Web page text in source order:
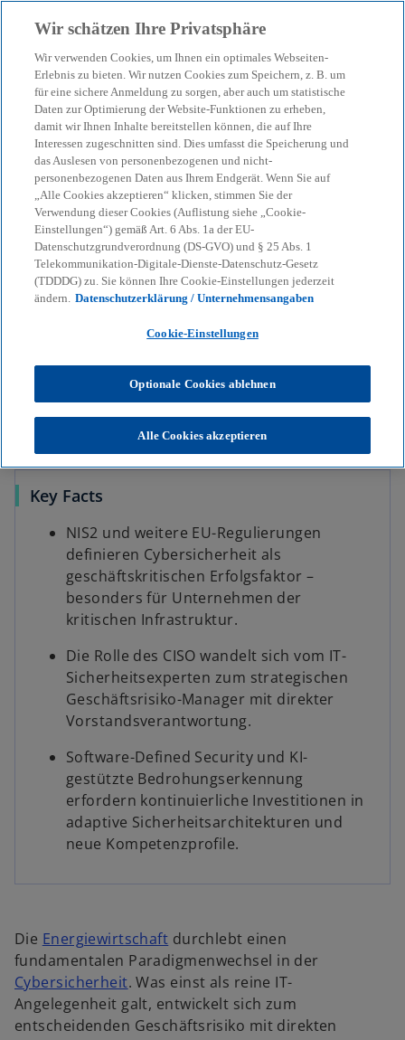
menu search
Cybersecurity im
Energiesektor: Neue
Realitäten für
Unternehmen
23-07-2025
i
n
e
e
e
i
s
t
e
r
k
a
r
t
e
e
f
f
e
i
r
i
e
n
e
n
e
e
i
s
t
e
r
k
a
r
t
e
ö
f
n
e
i
r
i
e
n
e
n
e
e
i
s
t
e
r
k
a
r
t
e
ö
f
e
Cybersecurity im Energiesektor: Neue Realitäten für Unternehmen
Key Facts
NIS2 und weitere EU-Regulierungen
definieren Cybersicherheit als
geschäftskritischen Erfolgsfaktor –
besonders für Unternehmen der
kritischen Infrastruktur.
Die Rolle des CISO wandelt sich vom IT-
Sicherheitsexperten zum strategischen
Geschäftsrisiko-Manager mit direkter
Vorstandsverantwortung.
Software-Defined Security und KI-
gestützte Bedrohungserkennung
erfordern kontinuierliche Investitionen in
adaptive Sicherheitsarchitekturen und
neue Kompetenzprofile.
Die Energiewirtschaftw
i
r
d
i
durchlebt einen
fundamentalen Paradigmenwechsel in der
Cybersicherheitw
i
r
. Was einst als reine IT-
Angelegenheit galt, entwickelt sich zum
entscheidenden Geschäftsrisiko mit direkten
Wir schätzen Ihre Privatsphäre
Wir verwenden Cookies, um Ihnen ein optimales Webseiten-
Erlebnis zu bieten. Wir nutzen Cookies zum Speichern, z. B. um
für eine sichere Anmeldung zu sorgen, aber auch um statistische
Daten zur Optimierung der Website-Funktionen zu erheben,
damit wir Ihnen Inhalte bereitstellen können, die auf Ihre
Interessen zugeschnitten sind. Dies umfasst die Speicherung und
das Auslesen von personenbezogenen und nicht-
personenbezogenen Daten aus Ihrem Endgerät. Wenn Sie auf
„Alle Cookies akzeptieren“ klicken, stimmen Sie der
Verwendung dieser Cookies (Auflistung siehe „Cookie-
Einstellungen“) gemäß Art. 6 Abs. 1a der EU-
Datenschutzgrundverordnung (DS-GVO) und § 25 Abs. 1
Telekommunikation-Digitale-Dienste-Datenschutz-Gesetz
(TDDDG) zu. Sie können Ihre Cookie-Einstellungen jederzeit
ändern. Datenschutzerklärung / Unternehmensangaben
Cookie-Einstellungen
Optionale Cookies ablehnen
Alle Cookies akzeptieren